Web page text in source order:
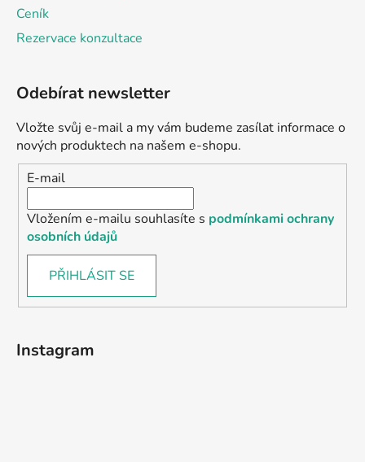
Ceník
Rezervace konzultace
Odebírat newsletter
Vložte svůj e-mail a my vám budeme zasílat informace o
nových produktech na našem e-shopu.
E-mail
Vložením e-mailu souhlasíte s podmínkami ochrany
osobních údajů
PŘIHLÁSIT SE
Instagram